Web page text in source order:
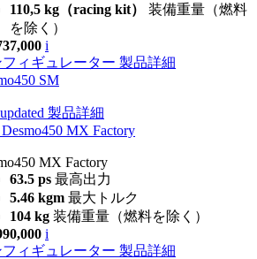
110,5 kg（racing kit） 装備重量（燃料
を除く）
i
フィギュレーター 製品詳細
SM
製品詳細
Desmo450 MX Factory
MX Factory
63.5 ps 最高出力
5.46 kgm 最大トルク
104 kg 装備重量（燃料を除く）
i
フィギュレーター 製品詳細